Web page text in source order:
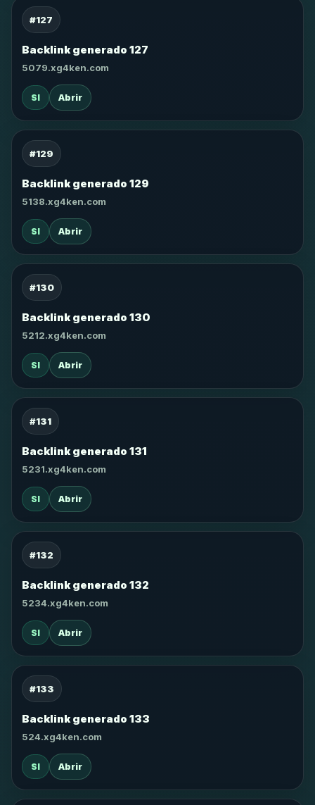
#127
Backlink generado 127
5079.xg4ken.com
SI Abrir
#129
Backlink generado 129
5138.xg4ken.com
SI Abrir
#130
Backlink generado 130
5212.xg4ken.com
SI Abrir
#131
Backlink generado 131
5231.xg4ken.com
SI Abrir
#132
Backlink generado 132
5234.xg4ken.com
SI Abrir
#133
Backlink generado 133
524.xg4ken.com
SI Abrir